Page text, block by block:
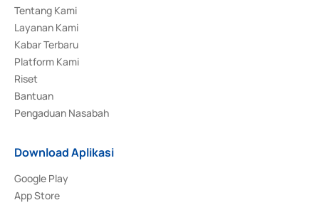
Tentang Kami
Layanan Kami
Kabar Terbaru
Platform Kami
Riset
Bantuan
Pengaduan Nasabah
Download Aplikasi
Google Play
App Store